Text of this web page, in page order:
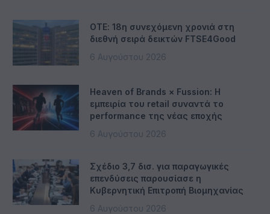
ΟΤΕ: 18η συνεχόμενη χρονιά στη
διεθνή σειρά δεικτών FTSE4Good
6 Αυγούστου 2026
Heaven of Brands × Fussion: Η
εμπειρία του retail συναντά το
performance της νέας εποχής
6 Αυγούστου 2026
Σχέδιο 3,7 δισ. για παραγωγικές
επενδύσεις παρουσίασε η
Κυβερνητική Επιτροπή Βιομηχανίας
6 Αυγούστου 2026